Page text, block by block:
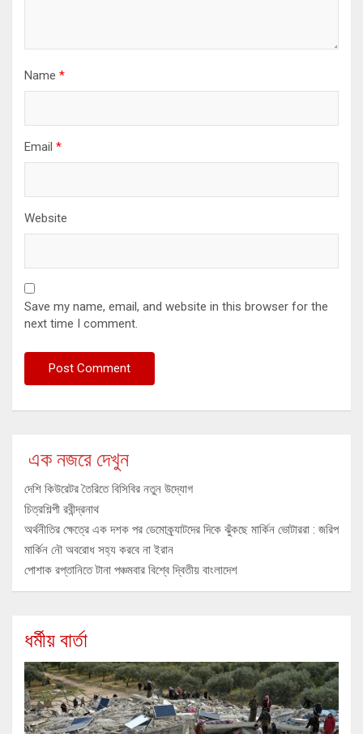
Name *
Email *
Website
Save my name, email, and website in this browser for the
next time I comment.
এক নজরে দেখুন
দেশি কিউরেটর তৈরিতে বিসিবির নতুন উদ্যোগ
চিত্রশিল্পী রবীন্দ্রনাথ
অর্থনীতির ক্ষেত্রে এক দশক পর ডেমোক্র্যাটদের দিকে ঝুঁকছে মার্কিন ভোটাররা : জরিপ
মার্কিন নৌ অবরোধ সহ্য করবে না ইরান
পোশাক রপ্তানিতে টানা পঞ্চমবার বিশ্বে দ্বিতীয় বাংলাদেশ
ধর্মীয় বার্তা